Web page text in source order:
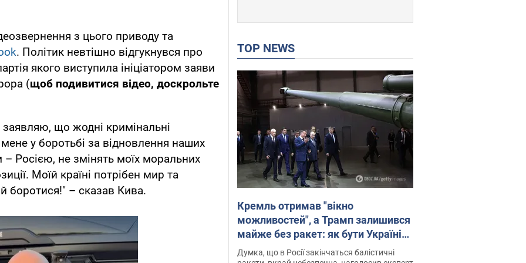
з цього приводу та
. Політик невтішно відгукнувся про
якого виступила ініціатором заяви
(щоб подивитися відео, доскрольте
що жодні кримінальні
у боротьбі за відновлення наших
– Росією, не змінять моїх моральних
Моїй країні потрібен мир та
боротися!" – сказав Кива.
TOP NEWS
Кремль отримав "вікно
можливостей", а Трамп залишився
майже без ракет: як бути Україні?
Інтерв’ю з Мельником
Думка, що в Росії закінчаться балістичні